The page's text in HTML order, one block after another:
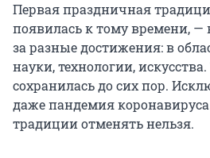
Первая праздничная
появилась к тому времени, —
за разные достижения: в
науки, технологии,
сохранилась до сих пор.
даже пандемия коронавируса
традиции отменять нельзя.